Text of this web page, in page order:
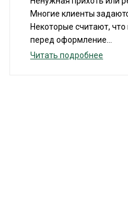
Многие клиенты
Некоторые считают,
перед оформление...
Читать подробнее